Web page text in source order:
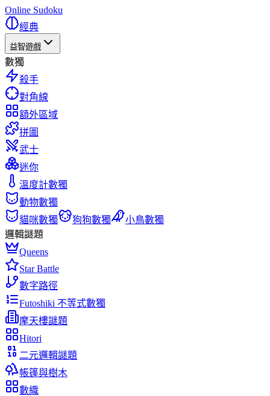
Online Sudoku
經典
益智遊戲
數獨
殺手
對角線
額外區域
拼圖
武士
迷你
溫度計數獨
動物數獨
貓咪數獨
狗狗數獨
小鳥數獨
邏輯謎題
Queens
Star Battle
數字路徑
Futoshiki 不等式數獨
摩天樓謎題
Hitori
二元邏輯謎題
帳篷與樹木
數織